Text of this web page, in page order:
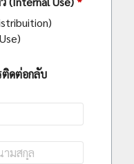
ติดต่อกลับ